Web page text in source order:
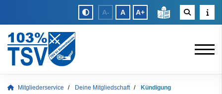
A- A A+
Mitgliederservice Deine Mitgliedschaft Kündigung